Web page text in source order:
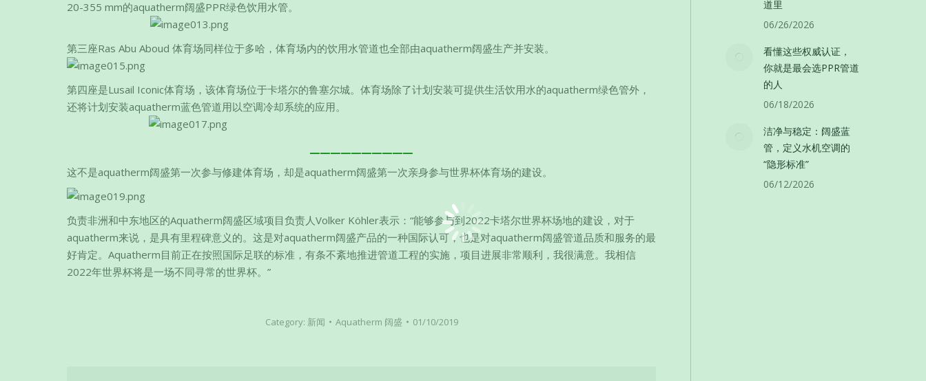
20-355 mm的aquatherm阔盛PPR绿色饮用水管。
第三座Ras Abu Aboud 体育场同样位于多哈，体育场内的饮用水管道也全部由aquatherm阔盛生产并安装。
第四座是Lusail Iconic体育场，该体育场位于卡塔尔的鲁塞尔城。体育场除了计划安装可提供生活饮用水的aquatherm绿色管外，
还将计划安装aquatherm蓝色管道用以空调冷却系统的应用。
这不是aquatherm阔盛第一次参与修建体育场，却是aquatherm阔盛第一次亲身参与世界杯体育场的建设。
负责非洲和中东地区的Aquatherm阔盛区域项目负责人Volker Köhler表示：“能够参与到2022卡塔尔世界杯场地的建设，对于
aquatherm来说，是具有里程碑意义的。这是对aquatherm阔盛产品的一种国际认可，也是对aquatherm阔盛管道品质和服务的最
好肯定。Aquatherm目前正在按照国际足联的标准，有条不紊地推进管道工程的实施，项目进展非常顺利，我很满意。我相信
2022年世界杯将是一场不同寻常的世界杯。”
Category: 新闻 Aquatherm 阔盛 01/10/2019
道里
06/26/2026
看懂这些权威认证，
你就是最会选PPR管道
的人
06/18/2026
洁净与稳定：阔盛蓝
管，定义水机空调的
“隐形标准”
06/12/2026